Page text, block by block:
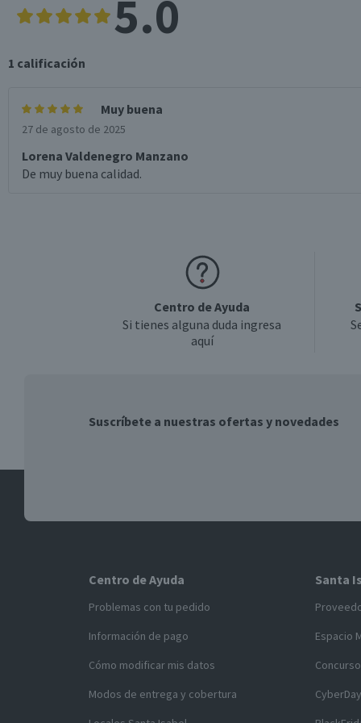
5.0
1 calificación
Muy buena
27 de agosto de 2025
Lorena Valdenegro Manzano
De muy buena calidad.
Centro de Ayuda
Si tienes alguna duda ingresa
aquí
Suscríbete a nuestras ofertas y novedades
Centro de Ayuda
Problemas con tu pedido
Información de pago
Cómo modificar mis datos
Modos de entrega y cobertura
Santa
Espacio
CyberDay